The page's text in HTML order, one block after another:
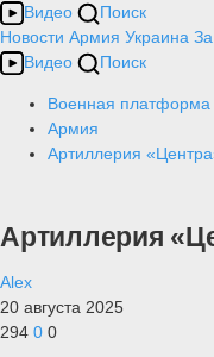
Видео
Поиск
Новости Армия Украина
Видео
Поиск
Военная платформа
Армия
Артиллерия
Артиллерия
Alex
20 августа 2025
294 0 0